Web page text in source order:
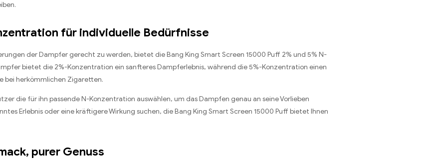
für individuelle Bedürfnisse
der Dampfer gerecht zu werden, bietet die Bang King Smart Screen 15000 Puff 2% und 5% N-
bietet die 2%-Konzentration ein sanfteres Dampferlebnis, während die 5%-Konzentration einen
bei herkömmlichen Zigaretten.
die für ihn passende N-Konzentration auswählen, um das Dampfen genau an seine Vorlieben
Erlebnis oder eine kräftigere Wirkung suchen, die Bang King Smart Screen 15000 Puff bietet Ihnen
purer Genuss